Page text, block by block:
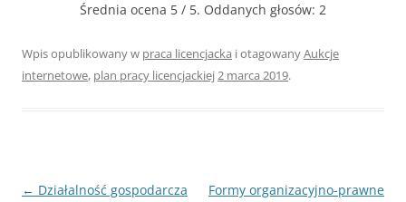
Średnia ocena 5 / 5. Oddanych głosów: 2
Wpis opublikowany w praca licencjacka i otagowanyAukcje
internetowe, plan pracy licencjackiej2 marca 2019.
Nawigacja
← Działalność gospodarcza Formy organizacyjno-prawne